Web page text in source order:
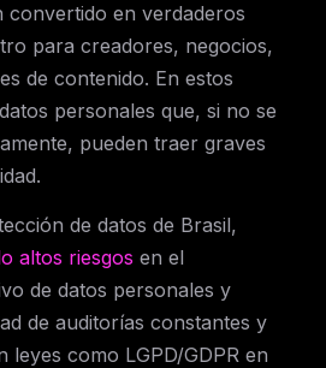
convertido en verdaderos
para creadores, negocios,
de contenido. En estos
personales que, si no se
pueden traer graves
de datos de Brasil,
altos riesgos en el
de datos personales y
de auditorías constantes y
leyes como LGPD/GDPR en